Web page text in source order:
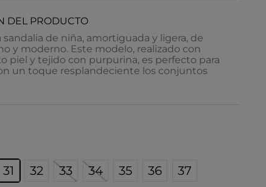
DEL PRODUCTO
sandalia de niña, amortiguada y ligera, de
y moderno. Este modelo, realizado con
piel y tejido con purpurina, es perfecto para
un toque resplandeciente los conjuntos
31 32 33 34 35 36 37